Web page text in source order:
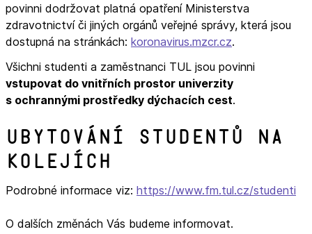
povinni dodržovat platná opatření Ministerstva
zdravotnictví či jiných orgánů veřejné správy, která jsou
dostupná na stránkách: koronavirus.mzcr.cz.
Všichni studenti a zaměstnanci TUL jsou povinni
vstupovat do vnitřních prostor univerzity
s ochrannými prostředky dýchacích cest.
Ubytování studentů na
kolejích
Podrobné informace viz: https://www.fm.tul.cz/studenti
O dalších změnách Vás budeme informovat.